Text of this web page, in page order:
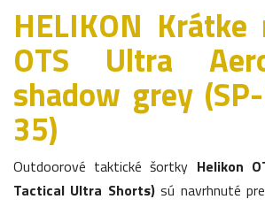
HELIKON Krátke
OTS Ultra
shadow grey
35)
Outdoorové taktické šortky Helikon
Tactical Ultra Shorts)sú navrhnuté